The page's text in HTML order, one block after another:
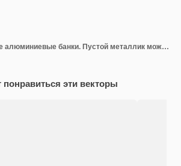
Реалистичные алюминиевые банки. Пустой металлик можно пить пиво газированная вода сока упаковка 300 330 500 пустой контейнер шаблон
эти векторы